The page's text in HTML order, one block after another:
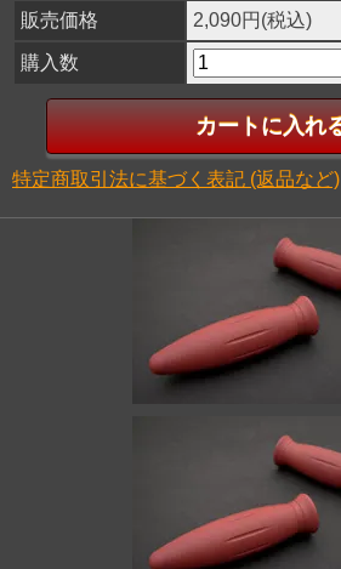
販売価格
2,090円(税込)
購入数
特定商取引法に基づく表記 (返品など)